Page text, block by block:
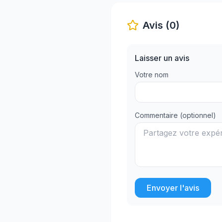
Avis (0)
Laisser un avis
Votre nom
Commentaire (optionnel)
Envoyer l'avis